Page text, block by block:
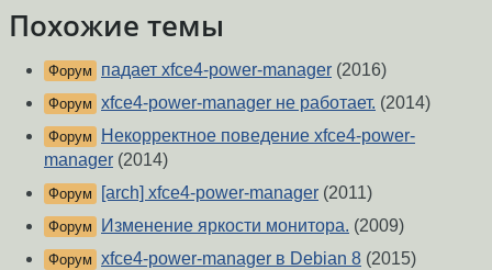
Похожие темы
Форум падает xfce4-power-manager (2016)
Форум xfce4-power-manager не работает. (2014)
Форум
Некорректное поведение xfce4-power-
manager (2014)
Форум [arch] xfce4-power-manager (2011)
Форум Изменение яркости монитора. (2009)
Форум xfce4-power-manager в Debian 8 (2015)